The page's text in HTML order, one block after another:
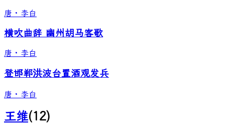
唐 · 李白
横吹曲辞 幽州胡马客歌
唐 · 李白
登邯郸洪波台置酒观发兵
唐 · 李白
王维(12)